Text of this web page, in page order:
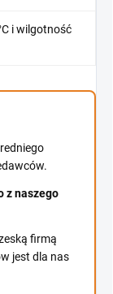
i wilgotność
z naszego
firmą
jest dla nas